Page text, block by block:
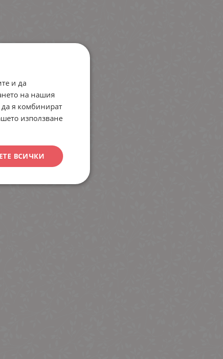
и да
на нашия
я комбинират
използване
ВСИЧКИ